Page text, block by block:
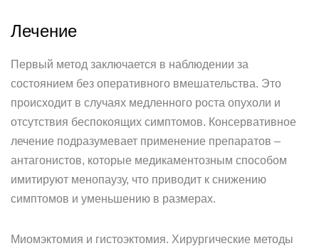
Лечение
Первый метод заключается в наблюдении за
состоянием без оперативного вмешательства. Это
происходит в случаях медленного роста опухоли и
отсутствия беспокоящих симптомов. Консервативное
лечение подразумевает применение препаратов –
антагонистов, которые медикаментозным способом
имитируют менопаузу, что приводит к снижению
симптомов и уменьшению в размерах.
Миомэктомия и гистоэктомия. Хирургические методы